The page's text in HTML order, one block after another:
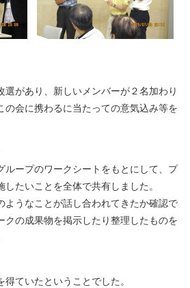
選があり、新しいメンバーが２名加わり
の会に携わるに当たっての意気込み等を
ループのワークシートをもとにして、プ
たいことを全体で共有しました。
ようなことが話し合われてきたか確認で
クの成果物を掲示したり整理したものを
得ていたということでした。